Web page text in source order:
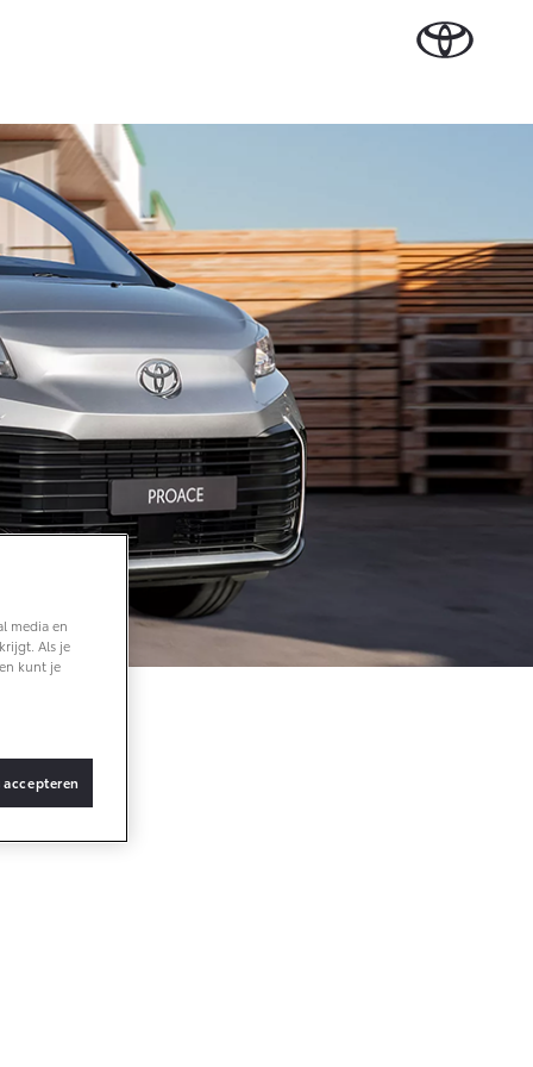
Cruiser
ELEKTRISCH
€ 32.995,-
C-HR
ALS PLUG-IN
ELEKTRISCH
€ 48.995,-
Verso
Bekijk de verwachte
modellen
Onderdelen &
Accessoires
Onderdelen
Accessoires
Banden
Contact en Route
Oplaadservice
Thuislaadpakketten
Laadpas
Energie en slim laden
Bedrijfswagens
Bedrijfswagens op
maat
Financieren of
leasen
Verzekeren
brochure
aan
Contact en
Route
media en
Als je
kunt je